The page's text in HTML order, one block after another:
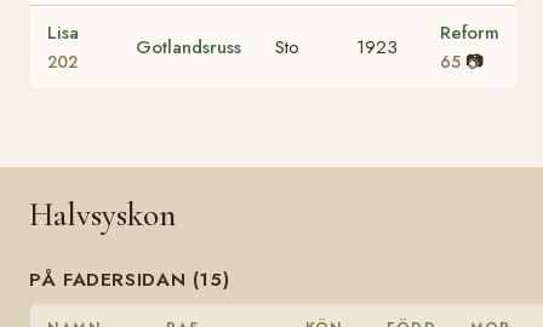
Lisa
202
Gotlandsruss Sto 1923
Reform
65 📷
Halvsyskon
PÅ FADERSIDAN (15)